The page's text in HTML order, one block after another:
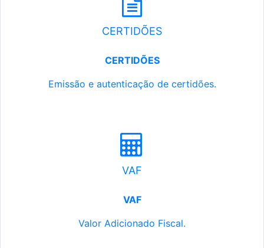
CERTIDÕES
CERTIDÕES
Emissão e autenticação de certidões.
VAF
VAF
Valor Adicionado Fiscal.